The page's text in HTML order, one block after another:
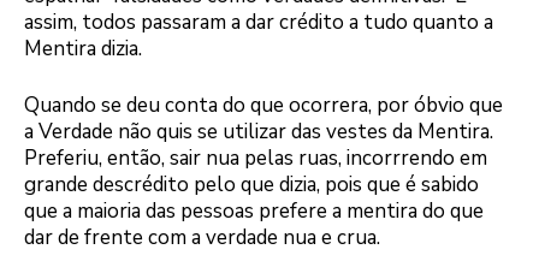
assim, todos passaram a dar crédito a tudo quanto a
Mentira dizia.
Quando se deu conta do que ocorrera, por óbvio que
a Verdade não quis se utilizar das vestes da Mentira.
Preferiu, então, sair nua pelas ruas, incorrrendo em
grande descrédito pelo que dizia, pois que é sabido
que a maioria das pessoas prefere a mentira do que
dar de frente com a verdade nua e crua.